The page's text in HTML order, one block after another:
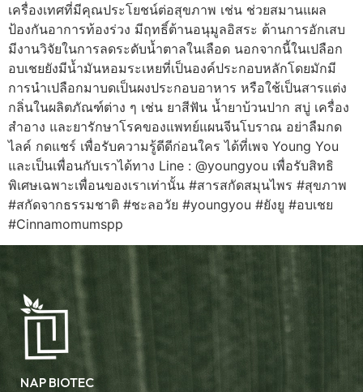
เครื่องเทศที่มีคุณประโยชน์ต่อสุขภาพ เช่น ช่วยสมานแผล
ป้องกันอาการท้องร่วง มีฤทธิ์ต้านอนุมูลอิสระ ต้านการอักเสบ
มีงานวิจัยในการลดระดับน้ำตาลในเลือด นอกจากนี้ในเปลือก
อบเชยยังมีน้ำมันหอมระเหยที่เป็นองค์ประกอบหลักโดยมักมี
การนำเปลือกมาบดเป็นผงประกอบอาหาร หรือใช้เป็นสารแต่ง
กลิ่นในผลิตภัณฑ์ต่าง ๆ เช่น ยาสีฟัน น้ำยาบ้วนปาก สบู่ เครื่อง
สำอาง และยารักษาโรคของแพทย์แผนจีนโบราณ อย่าลืมกด
ไลค์ กดแชร์ เพื่อรับความรู้ดีดีก่อนใคร ได้ที่เพจ Young You
และเป็นเพื่อนกับเราได้ทาง Line : @youngyou เพื่อรับสิทธิ
พิเศษเฉพาะเพื่อนของเราเท่านั้น #สารสกัดสมุนไพร #สุขภาพ
#สกัดจากธรรมชาติ #ชะลอวัย #youngyou #ยังยู #อบเชย
#Cinnamomumspp
NAP BIOTEC